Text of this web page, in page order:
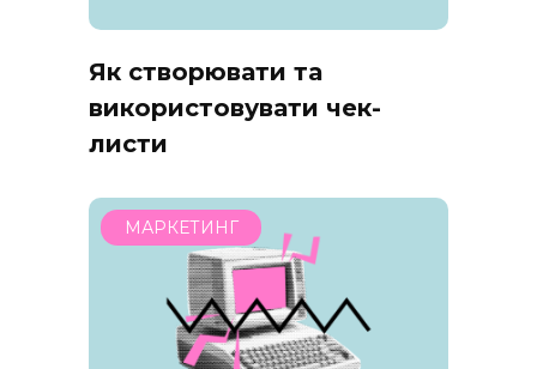
Як створювати та
використовувати чек-
листи
МАРКЕТИНГ